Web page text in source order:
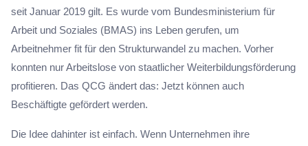
seit Januar 2019 gilt. Es wurde vom Bundesministerium für
Arbeit und Soziales (BMAS) ins Leben gerufen, um
Arbeitnehmer fit für den Strukturwandel zu machen. Vorher
konnten nur Arbeitslose von staatlicher Weiterbildungsförderung
profitieren. Das QCG ändert das: Jetzt können auch
Beschäftigte gefördert werden.
Die Idee dahinter ist einfach. Wenn Unternehmen ihre